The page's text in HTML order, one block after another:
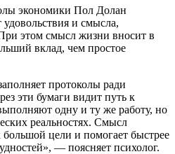
экономики Пол Долан
и смысла,
этом смысл жизни вносит в
вклад, чем простое
протоколы ради
эти бумаги видит путь к
одну и ту же работу, но
реальностях. Смысл
цели и помогает быстрее
— поясняет психолог.